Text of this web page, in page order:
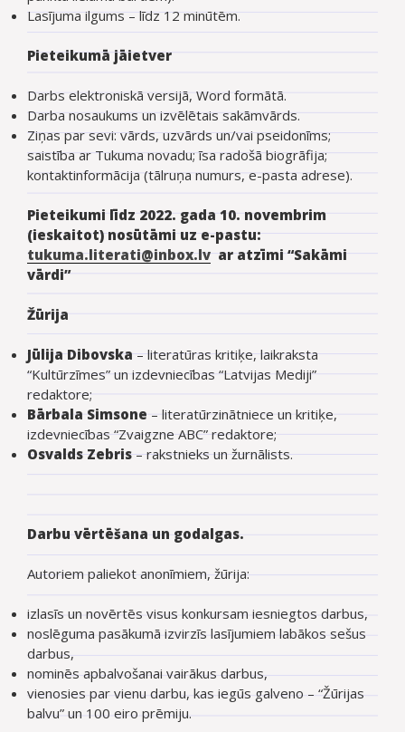
Lasījuma ilgums – līdz 12 minūtēm.
Pieteikumā jāietver
Darbs elektroniskā versijā, Word formātā.
Darba nosaukums un izvēlētais sakāmvārds.
Ziņas par sevi: vārds, uzvārds un/vai pseidonīms;
saistība ar Tukuma novadu; īsa radošā biogrāfija;
kontaktinformācija (tālruņa numurs, e-pasta adrese).
Pieteikumi līdz 2022. gada 10. novembrim
(ieskaitot) nosūtāmi uz e-pastu:
tukuma.literati@inbox.lv ar atzīmi “Sakāmi
vārdi”
Žūrija
Jūlija Dibovska– literatūras kritiķe, laikraksta
“Kultūrzīmes” un izdevniecības “Latvijas Mediji”
redaktore;
Bārbala Simsone – literatūrzinātniece un kritiķe,
izdevniecības “Zvaigzne ABC” redaktore;
Osvalds Zebris– rakstnieks un žurnālists.
Darbu vērtēšana un godalgas.
Autoriem paliekot anonīmiem, žūrija:
izlasīs un novērtēs visus konkursam iesniegtos darbus,
noslēguma pasākumā izvirzīs lasījumiem labākos sešus
darbus,
nominēs apbalvošanai vairākus darbus,
vienosies par vienu darbu, kas iegūs galveno – “Žūrijas
balvu” un 100 eiro prēmiju.